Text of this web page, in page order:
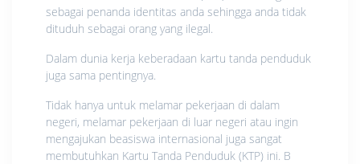
sebagai penanda identitas anda sehingga anda tidak
dituduh sebagai orang yang ilegal.
Dalam dunia kerja keberadaan kartu tanda penduduk
juga sama pentingnya.
Tidak hanya untuk melamar pekerjaan di dalam
negeri, melamar pekerjaan di luar negeri atau ingin
mengajukan beasiswa internasional juga sangat
membutuhkan Kartu Tanda Penduduk (KTP) ini. B